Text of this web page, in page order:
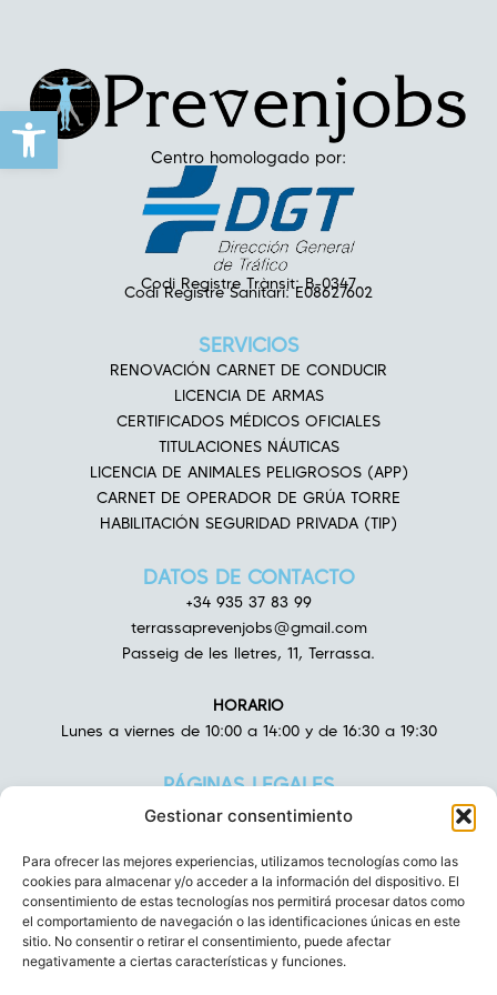
Abrir barra de herramientas
Gestionar consentimiento
Para ofrecer las mejores experiencias, utilizamos tecnologías como las
cookies para almacenar y/o acceder a la información del dispositivo. El
consentimiento de estas tecnologías nos permitirá procesar datos como
el comportamiento de navegación o las identificaciones únicas en este
sitio. No consentir o retirar el consentimiento, puede afectar
negativamente a ciertas características y funciones.
Centro homologado por:
Codi Registre Trànsit: B-0347
Codi Registre Sanitari: E08627602
SERVICIOS
RENOVACIÓN CARNET DE CONDUCIR
LICENCIA DE ARMAS
CERTIFICADOS MÉDICOS OFICIALES
TITULACIONES NÁUTICAS
LICENCIA DE ANIMALES PELIGROSOS (APP)
CARNET DE OPERADOR DE GRÚA TORRE
HABILITACIÓN SEGURIDAD PRIVADA (TIP)
DATOS DE CONTACTO
+34 935 37 83 99
terrassaprevenjobs@gmail.com
Passeig de les lletres, 11, Terrassa.
HORARIO
Lunes a viernes de 10:00 a 14:00 y de 16:30 a 19:30
PÁGINAS LEGALES
AVISO LEGAL
POLÍTICA DE COOKIES
DECLARACIÓN DE ACCESIBILIDAD